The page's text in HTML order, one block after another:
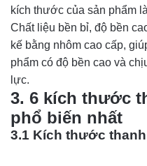
kích thước của sản phẩm
Chất liệu bền bỉ, độ bền
kế bằng nhôm cao cấp,
phẩm có độ bền cao và
lực.
3. 6 kích thước
phổ biến nhất
3.1 Kích thước